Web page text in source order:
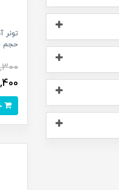
تونر
حجم 200 میلی لیتر^